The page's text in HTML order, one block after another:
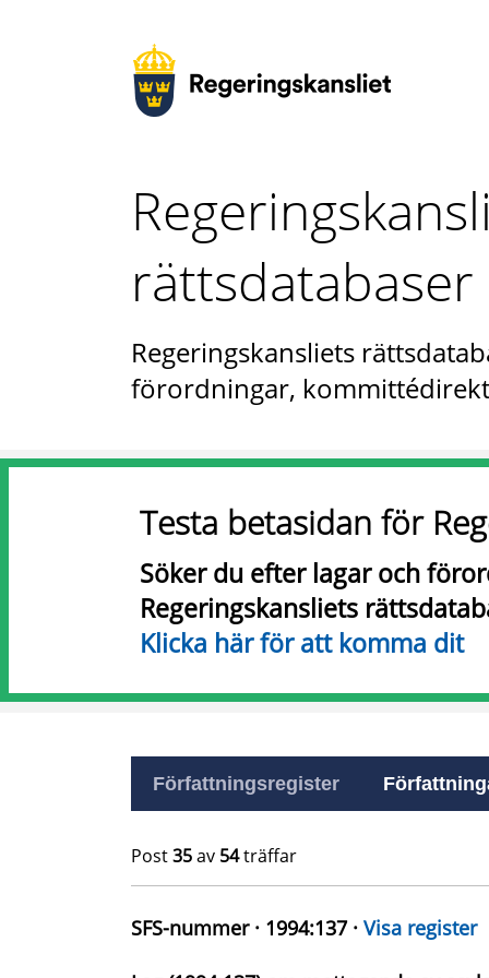
rättsdatabaser
Regeringskansliets
förordningar,
Testa betasidan för
Söker du efter lagar och
Regeringskansliets
Klicka här för att komma dit
Författningsregister
Post35av 54träffar
SFS-nummer · 1994:137 · Visa register